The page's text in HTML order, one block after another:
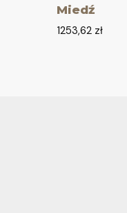
Miedź
1253,62 zł